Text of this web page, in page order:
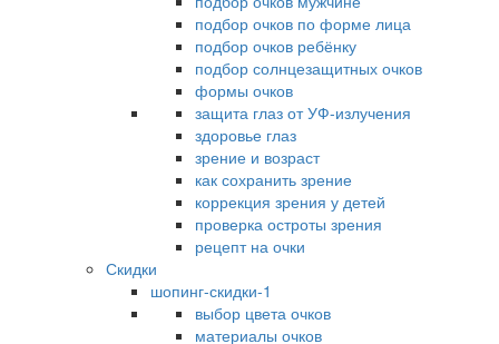
подбор очков по форме лица
подбор очков ребёнку
подбор солнцезащитных очков
формы очков
защита глаз от УФ-излучения
здоровье глаз
зрение и возраст
как сохранить зрение
коррекция зрения у детей
проверка остроты зрения
рецепт на очки
Скидки
шопинг-скидки-1
выбор цвета очков
материалы очков